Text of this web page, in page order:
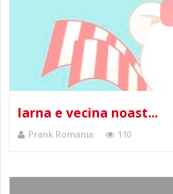
Iarna e vecina noast...
Prank Romania 110